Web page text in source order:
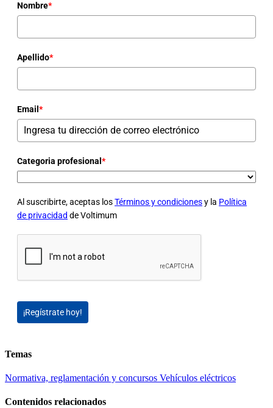
Nombre*
Apellido*
Email *
Categoria profesional *
Al suscribirte, aceptas losTérminos y condicionesy la Política
de privacidad de Voltimum
¡Regístrate hoy!
Temas
Normativa, reglamentación y concursos Vehículos eléctricos
Contenidos relacionados